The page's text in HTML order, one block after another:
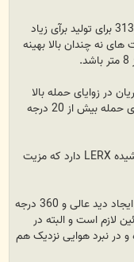
20- بال ضخیم (نسبت ضخامت بالا) در قاهر313 برای تولید برآی زیاد
نه چندان بالا بهینه
در زوایای حمله بالا
دارد که با توجه به قابلیت پرواز قاهر در زوایای حمله بیش از 20 درجه
22- جلوی ورودی هوای موتور حالت ریشه کشیده LERX دارد که مزیت
23- کانوپی بسیار بزرگ این هواپیما منجر به ایجاد دید عالی و 360 درجه
لازم است و البته در
در نبرد هوایی نزدیک هم